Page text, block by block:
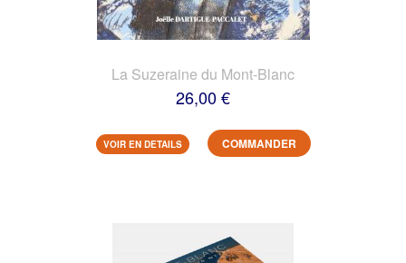
La Suzeraine du Mont-Blanc
26,00 €
VOIR EN DETAILS COMMANDER